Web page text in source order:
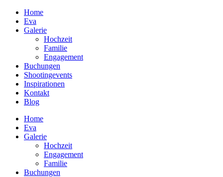
Home
Eva
Galerie
Hochzeit
Familie
Engagement
Buchungen
Shootingevents
Inspirationen
Kontakt
Blog
Home
Eva
Galerie
Hochzeit
Engagement
Familie
Buchungen